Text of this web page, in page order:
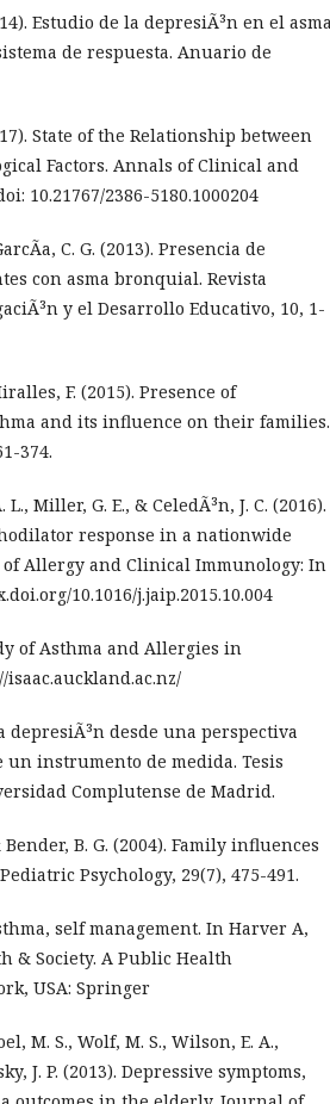
Estudio de la depresiÃ³n en el asma
de respuesta. Anuario de
State of the Relationship between
Factors. Annals of Clinical and
10.21767/2386-5180.1000204
C. G. (2013). Presencia de
con asma bronquial. Revista
y el Desarrollo Educativo, 10, 1-
F. (2015). Presence of
and its influence on their families.
374.
Miller, G. E., & CeledÃ³n, J. C. (2016).
response in a nationwide
Allergy and Clinical Immunology: In
10.1016/j.jaip.2015.10.004
of Asthma and Allergies in
depresiÃ³n desde una perspectiva
instrumento de medida. Tesis
Complutense de Madrid.
B. G. (2004). Family influences
Psychology, 29(7), 475-491.
self management. In Harver A,
& Society. A Public Health
USA: Springer
M. S., Wolf, M. S., Wilson, E. A.,
J. P. (2013). Depressive symptoms,